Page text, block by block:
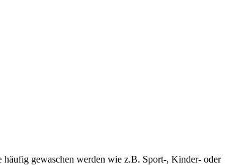
häufig gewaschen werden wie z.B. Sport-, Kinder- oder